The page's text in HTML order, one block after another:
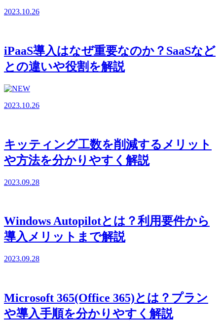
2023.10.26
iPaaS導入はなぜ重要なのか？SaaSなど
との違いや役割を解説
2023.10.26
キッティング工数を削減するメリット
や方法を分かりやすく解説
2023.09.28
Windows Autopilotとは？利用要件から
導入メリットまで解説
2023.09.28
Microsoft 365(Office 365)とは？プラン
や導入手順を分かりやすく解説